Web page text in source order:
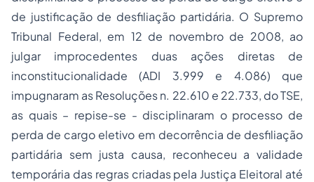
de justificação de desfiliação partidária. O Supremo
Tribunal Federal, em 12 de novembro de 2008, ao
julgar improcedentes duas ações diretas de
inconstitucionalidade (ADI 3.999 e 4.086) que
impugnaram as Resoluções n. 22.610 e 22.733, do TSE,
as quais – repise-se - disciplinaram o processo de
perda de cargo eletivo em decorrência de desfiliação
partidária sem justa causa, reconheceu a validade
temporária das regras criadas pela Justiça Eleitoral até